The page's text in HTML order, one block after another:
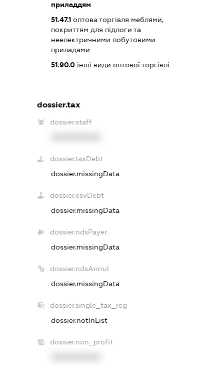
приладдям
51.47.1оптова торгівля меблями,
покриттям для підлоги та
неелектричними побутовими
приладами
51.90.0інші види оптової торгівлі
dossier.tax
dossier.staff
dossier.taxDebt
dossier.missingData
dossier.esvDebt
dossier.missingData
dossier.ndsPayer
dossier.missingData
dossier.ndsAnnul
dossier.missingData
dossier.single_tax_reg
dossier.notInList
dossier.non_profit